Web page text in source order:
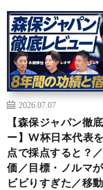
2026.07.07
【森保ジャパン徹
ー】W杯日本代表
点で採点すると？
価／目標・ノルマ
ビビりすぎた／移